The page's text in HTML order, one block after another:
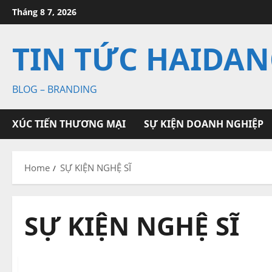
Skip
to
Tháng 8 7, 2026
TIN TỨC
BLOG – BRANDING
XÚC TIẾN THƯƠNG MẠI SỰ KIỆN DOANH NGHIỆP
Home SỰ KIỆN NGHỆ SĨ
SỰ KIỆN NGHỆ SĨ